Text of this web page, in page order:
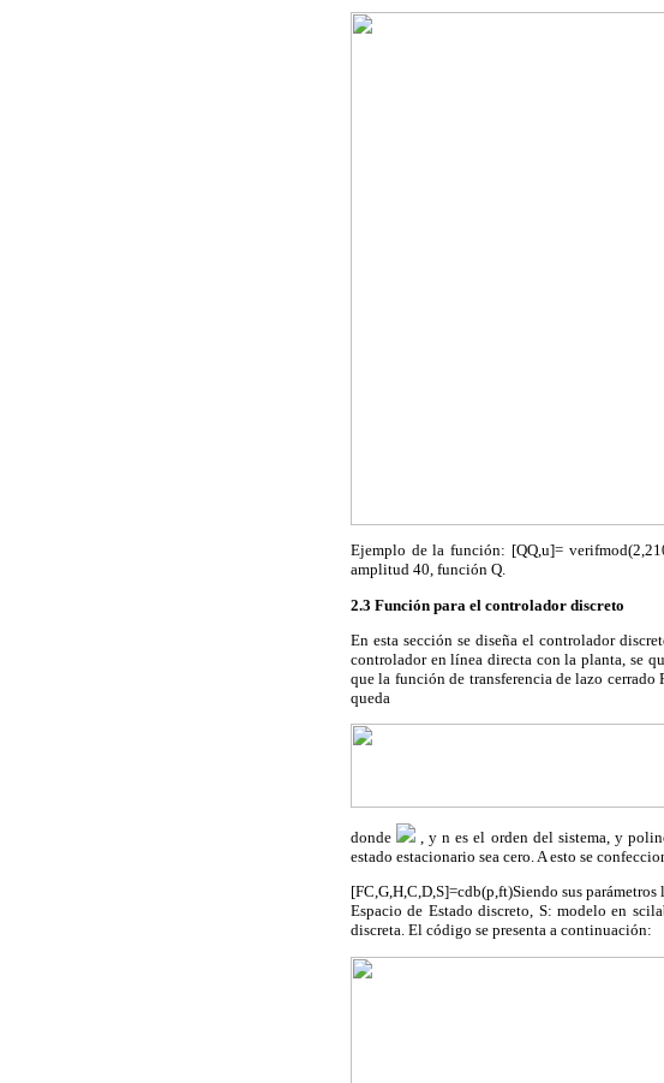
Ejemplo de la función: [QQ,u]=
amplitud 40, función Q.
2.3 Función para el controlador discreto
En esta sección se diseña el controlador
controlador en línea directa con la planta, se
que la función de transferencia de lazo cerrado
queda
donde , y n es el orden del sistema, y
estado estacionario sea cero. A esto se
[FC,G,H,C,D,S]=cdb(p,ft)Siendo sus
Espacio de Estado discreto, S: modelo en
discreta. El código se presenta a continuación: